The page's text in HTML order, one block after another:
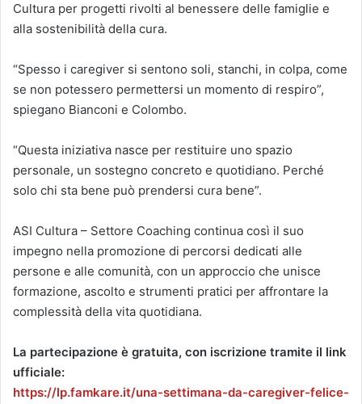
Cultura per progetti rivolti al benessere delle famiglie e
alla sostenibilità della cura.
“Spesso i caregiver si sentono soli, stanchi, in colpa, come
se non potessero permettersi un momento di respiro”,
spiegano Bianconi e Colombo.
“Questa iniziativa nasce per restituire uno spazio
personale, un sostegno concreto e quotidiano. Perché
solo chi sta bene può prendersi cura bene”.
ASI Cultura – Settore Coaching continua così il suo
impegno nella promozione di percorsi dedicati alle
persone e alle comunità, con un approccio che unisce
formazione, ascolto e strumenti pratici per affrontare la
complessità della vita quotidiana.
La partecipazione è gratuita, con iscrizione tramite il link
ufficiale:
https://lp.famkare.it/una-settimana-da-caregiver-felice-